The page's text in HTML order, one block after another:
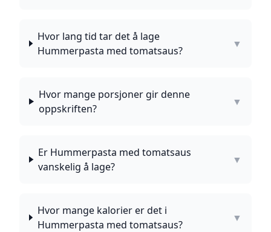
Hvor lang tid tar det å lage
Hummerpasta med tomatsaus?
▼
Hvor mange porsjoner gir denne
oppskriften?
▼
Er Hummerpasta med tomatsaus
vanskelig å lage?
▼
Hvor mange kalorier er det i
Hummerpasta med tomatsaus?
▼